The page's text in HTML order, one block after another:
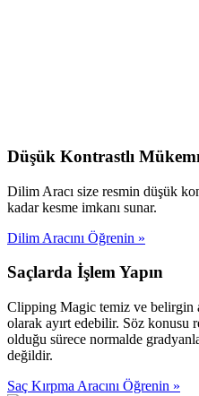
Düşük Kontrastlı
Dilim Aracı size resmin düşük
kadar kesme imkanı sunar.
Dilim Aracını Öğrenin »
Saçlarda İşlem Yapın
Clipping Magic temiz ve belirgin
olarak ayırt edebilir. Söz konusu
olduğu sürece normalde
değildir.
Saç Kırpma Aracını Öğrenin »